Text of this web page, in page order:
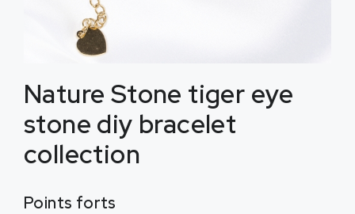
Nature Stone tiger eye
stone diy bracelet
collection
Points forts